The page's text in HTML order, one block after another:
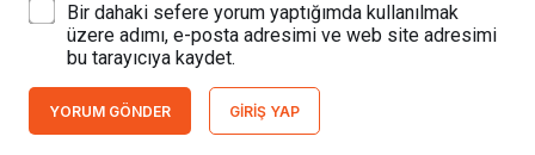
Bir dahaki sefere yorum yaptığımda kullanılmak
üzere adımı, e-posta adresimi ve web site adresimi
bu tarayıcıya kaydet.
YORUM GÖNDER GIRIŞ YAP